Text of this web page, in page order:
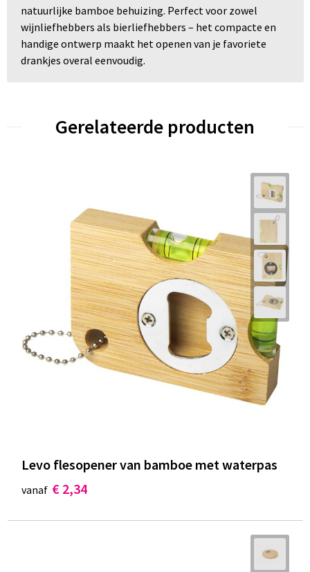
natuurlijke bamboe behuizing. Perfect voor zowel
wijnliefhebbers als bierliefhebbers – het compacte en
handige ontwerp maakt het openen van je favoriete
drankjes overal eenvoudig.
Gerelateerde producten
Levo flesopener van bamboe met waterpas
vanaf € 2,34